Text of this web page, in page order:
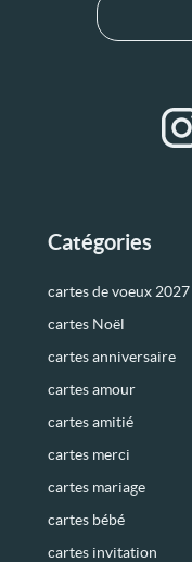
Catégories
cartes de voeux 2027
cartes Noël
cartes anniversaire
cartes amour
cartes amitié
cartes merci
cartes mariage
cartes bébé
cartes invitation